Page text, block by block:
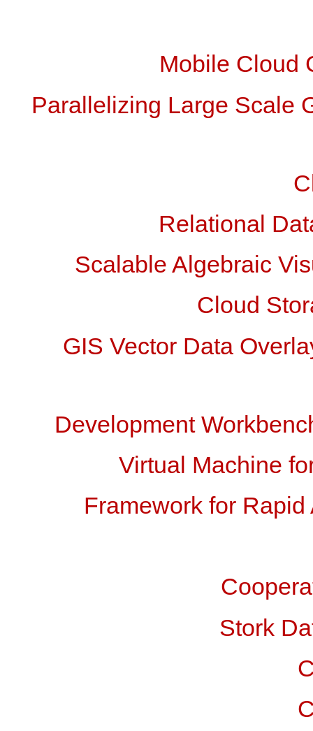
Mobile Cloud
Parallelizing Large Scale
Relational
Scalable Algebraic
Cloud
GIS Vector Data
Development
Virtual Machine
Framework for
Stork